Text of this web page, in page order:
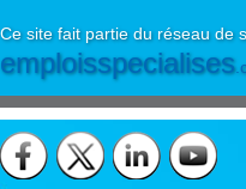
Ce site fait partie du réseau de
emploisspecialises